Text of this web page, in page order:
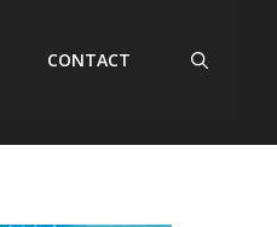
CONTACT